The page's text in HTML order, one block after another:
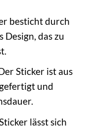
besticht durch
Design, das zu
Sticker ist aus
und
lässt sich